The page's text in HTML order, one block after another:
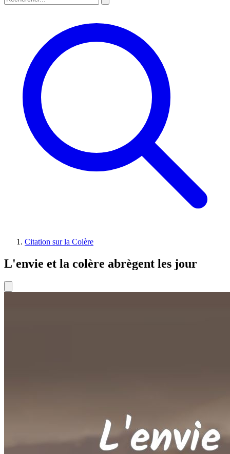
Citation sur la Colère
L'envie et la colère abrègent les jour